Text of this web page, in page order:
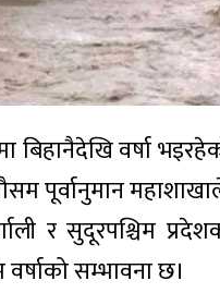
बिहानैदेखि वर्षा
पूर्वानुमान
र सुदूरपश्चिम
सम्भावना छ।